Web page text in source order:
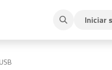
Iniciar